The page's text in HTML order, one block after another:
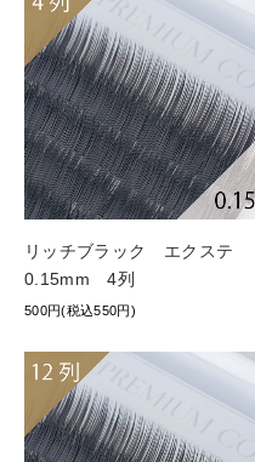
リッチブラック エクステ
0.15mm 4列
500円(税込550円)